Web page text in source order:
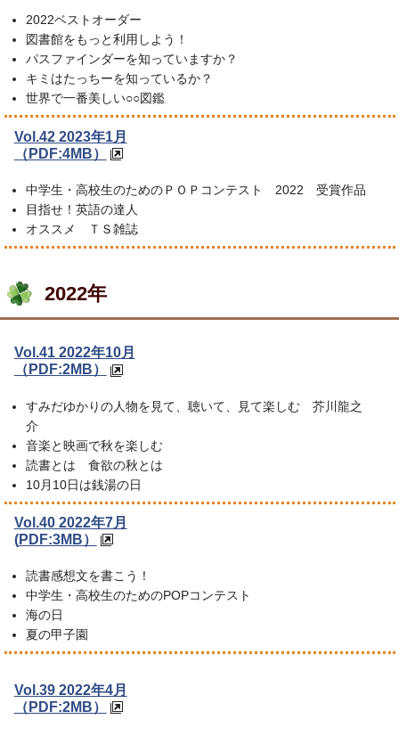
2022ベストオーダー
図書館をもっと利用しよう！
パスファインダーを知っていますか？
キミはたっちーを知っているか？
世界で一番美しい○○図鑑
Vol.42 2023年1月
（PDF:4MB）
中学生・高校生のためのＰＯＰコンテスト 2022 受賞作品
目指せ！英語の達人
オススメ ＴＳ雑誌
2022年
Vol.41 2022年10月
（PDF:2MB）
すみだゆかりの人物を見て、聴いて、見て楽しむ 芥川龍之
介
音楽と映画で秋を楽しむ
読書とは 食欲の秋とは
10月10日は銭湯の日
Vol.40 2022年7月
(PDF:3MB）
読書感想文を書こう！
中学生・高校生のためのPOPコンテスト
海の日
夏の甲子園
Vol.39 2022年4月
（PDF:2MB）